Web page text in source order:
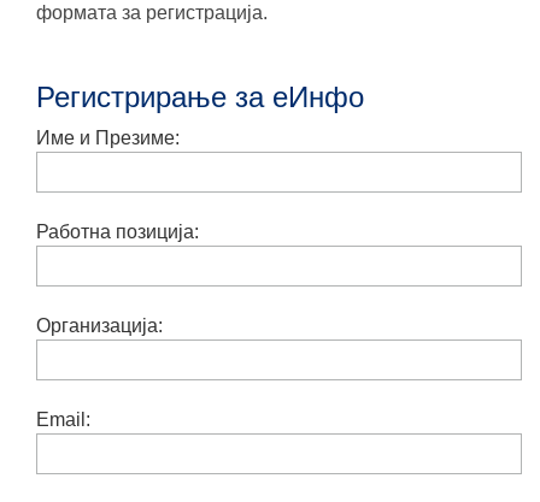
формата за регистрација.
Регистрирање за еИнфо
Име и Презиме:
Работна позиција:
Организација:
Email: